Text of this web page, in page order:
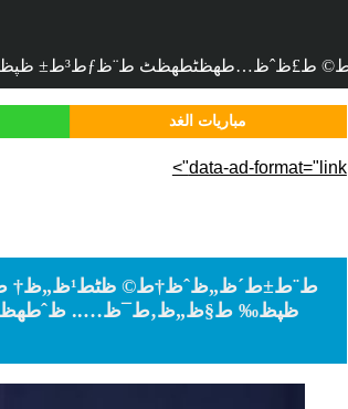
مباريات الغد
data-ad-format="link">